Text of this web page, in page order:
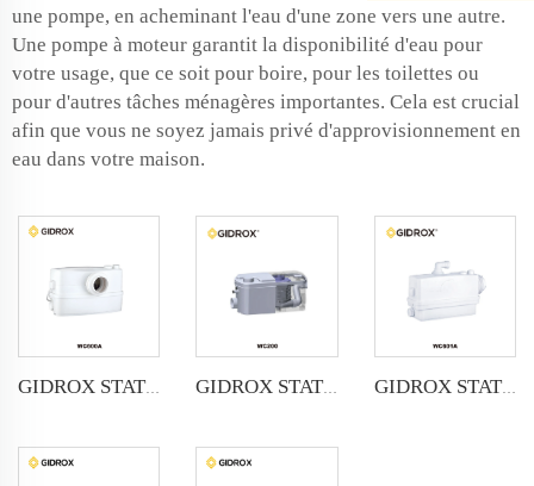
une pompe, en acheminant l'eau d'une zone vers une autre.
Une pompe à moteur garantit la disponibilité d'eau pour
votre usage, que ce soit pour boire, pour les toilettes ou
pour d'autres tâches ménagères importantes. Cela est crucial
afin que vous ne soyez jamais privé d'approvisionnement en
eau dans votre maison.
GIDROX STATION DE RELEVAGE DOMESTIQUE - WC600A GIDROX STATION DE RELEVAGE DOMESTIQUE - WC200 GIDROX STATION DE RELEVAGE DOMESTIQUE - WC601A (Entrée avant)